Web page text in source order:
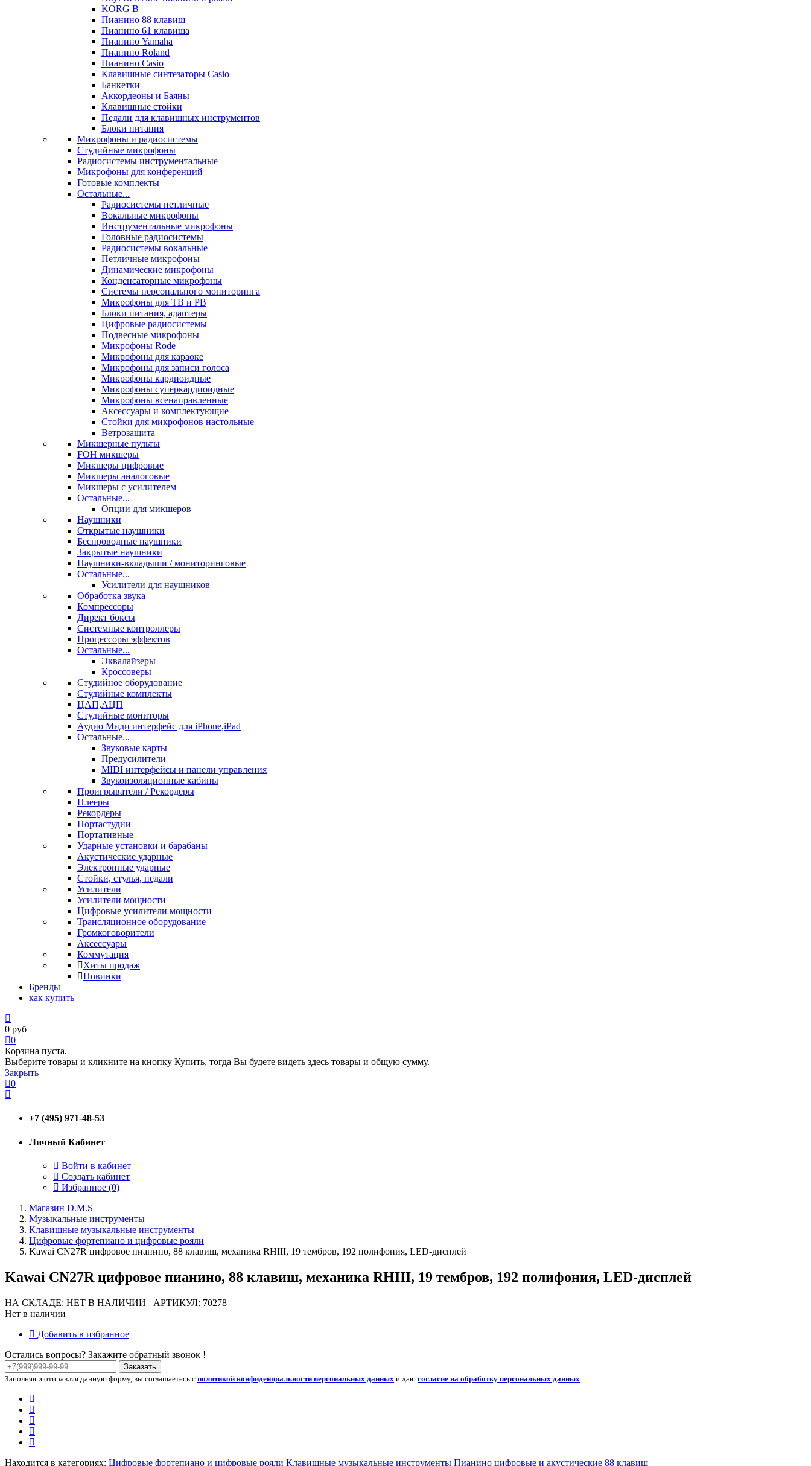
KORG B
Пианино 88 клавиш
Пианино 61 клавиша
Пианино Yamaha
Пианино Roland
Пианино Casio
Клавишные синтезаторы Casio
Банкетки
Аккордеоны и Баяны
Клавишные стойки
Педали для клавишных инструментов
Блоки питания
Микрофоны и радиосистемы
Студийные микрофоны
Радиосистемы инструментальные
Микрофоны для конференций
Готовые комплекты
Остальные...
Радиосистемы петличные
Вокальные микрофоны
Инструментальные микрофоны
Головные радиосистемы
Радиосистемы вокальные
Петличные микрофоны
Динамические микрофоны
Конденсаторные микрофоны
Системы персонального мониторинга
Микрофоны для ТВ и РВ
Блоки питания, адаптеры
Цифровые радиосистемы
Подвесные микрофоны
Микрофоны Rode
Микрофоны для караоке
Микрофоны для записи голоса
Микрофоны кардиоидные
Микрофоны суперкардиоидные
Микрофоны всенаправленные
Аксессуары и комплектующие
Стойки для микрофонов настольные
Ветрозащита
Микшерные пульты
FOH микшеры
Микшеры цифровые
Микшеры аналоговые
Микшеры с усилителем
Остальные...
Опции для микшеров
Наушники
Открытые наушники
Беспроводные наушники
Закрытые наушники
Наушники-вкладыши / мониторинговые
Остальные...
Усилители для наушников
Обработка звука
Компрессоры
Директ боксы
Системные контроллеры
Процессоры эффектов
Остальные...
Эквалайзеры
Кроссоверы
Студийное оборудование
Студийные комплекты
ЦАП,АЦП
Студийные мониторы
Аудио Миди интерфейс для iPhone,iPad
Остальные...
Звуковые карты
Предусилители
MIDI интерфейсы и панели управления
Звукоизоляционные кабины
Проигрыватели / Рекордеры
Плееры
Рекордеры
Портастудии
Портативные
Ударные установки и барабаны
Акустические ударные
Электронные ударные
Стойки, стулья, педали
Усилители
Усилители мощности
Цифровые усилители мощности
Трансляционное оборудование
Громкоговорители
Аксессуары
Коммутация
Хиты продаж
Новинки
Бренды
как купить
0 руб
0
Корзина пуста.
Выберите товары и кликните на кнопку Купить, тогда Вы будете видеть здесь товары и общую сумму.
Закрыть
0
+7 (495) 971-48-53
Личный Кабинет
Войти в кабинет
Создать кабинет
Избранное (0)
Магазин D.M.S
Музыкальные инструменты
Клавишные музыкальные инструменты
Цифровые фортепиано и цифровые рояли
Kawai CN27R цифровое пианино, 88 клавиш, механика RHIII, 19 тембров, 192 полифония, LED-дисплей
Kawai CN27R цифровое пианино, 88 клавиш, механика RHIII, 19 тембров, 192 полифония, LED-дисплей
НА СКЛАДЕ: НЕТ В НАЛИЧИИ АРТИКУЛ: 70278
Нет в наличии
Добавить в избранное
Остались вопросы? Закажите обратный звонок !
Заказать
Заполняя и отправляя данную форму, вы соглашаетесь с политикой конфиденциальности персональных данных и даю согласие на обработку персональных данных
Находится в категориях: Цифровые фортепиано и цифровые рояли Клавишные музыкальные инструменты Пианино цифровые и акустические 88 клавиш